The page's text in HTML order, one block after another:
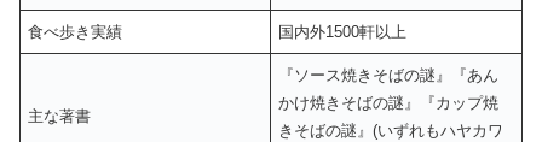
食べ歩き実績 国内外1500軒以上
主な著書
『ソース焼きそばの謎』『あん
かけ焼きそばの謎』『カップ焼
きそばの謎』(いずれもハヤカワ